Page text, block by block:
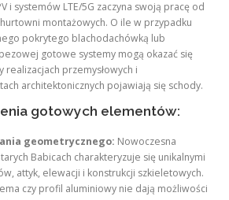
i systemów LTE/5G zaczyna swoją pracę od
montażowych. O ile w przypadku
pokrytego blachodachówką lub
gotowe systemy mogą okazać się
realizacjach przemysłowych i
architektonicznych pojawiają się schody.
gotowych elementów:
geometrycznego: Nowoczesna
Babicach charakteryzuje się unikalnymi
attyk, elewacji i konstrukcji szkieletowych.
czy profil aluminiowy nie dają możliwości